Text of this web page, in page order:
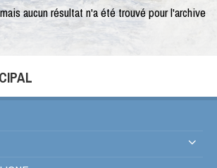
aucun résultat n'a été trouvé pour l'archive